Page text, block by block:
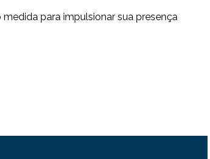
para impulsionar sua presença